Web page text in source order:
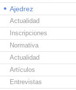
Ajedrez
Actualidad
Inscripciones
Normativa
Actualidad
Artículos
Entrevistas